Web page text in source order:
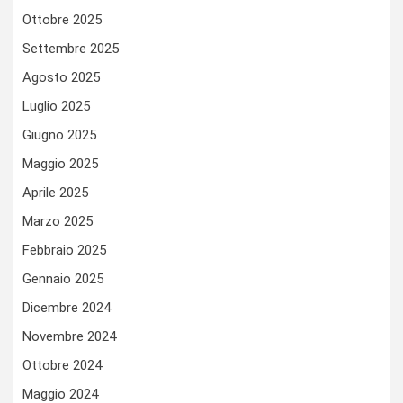
Ottobre 2025
Settembre 2025
Agosto 2025
Luglio 2025
Giugno 2025
Maggio 2025
Aprile 2025
Marzo 2025
Febbraio 2025
Gennaio 2025
Dicembre 2024
Novembre 2024
Ottobre 2024
Maggio 2024